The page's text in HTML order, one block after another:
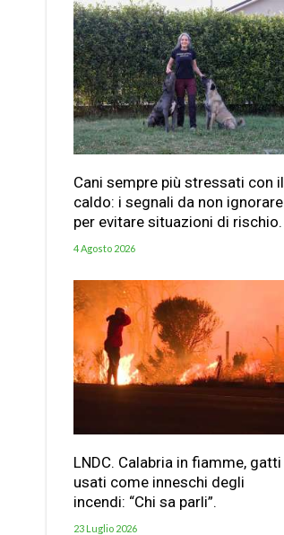
Cani sempre più stressati con il
caldo: i segnali da non ignorare
per evitare situazioni di rischio.
4 Agosto 2026
LNDC. Calabria in fiamme, gatti
usati come inneschi degli
incendi: “Chi sa parli”.
23 Luglio 2026